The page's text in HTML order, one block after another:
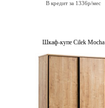
В кредит за 1336р/мес
Шкаф-купе Cilek Mocha